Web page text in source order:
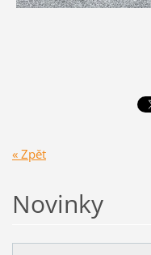
« Zpět
Novinky